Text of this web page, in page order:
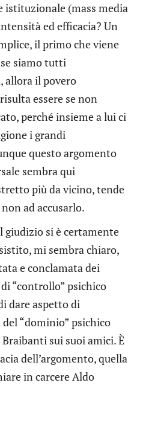
istituzionale (mass media
ed efficacia? Un
il primo che viene
siamo tutti
allora il povero
essere se non
perché insieme a lui ci
i grandi
questo argomento
sembra qui
più da vicino, tende
ad accusarlo.
giudizio si è certamente
mi sembra chiaro,
e conclamata dei
“controllo” psichico
dare aspetto di
“dominio” psichico
sui suoi amici. È
dell’argomento, quella
in carcere Aldo